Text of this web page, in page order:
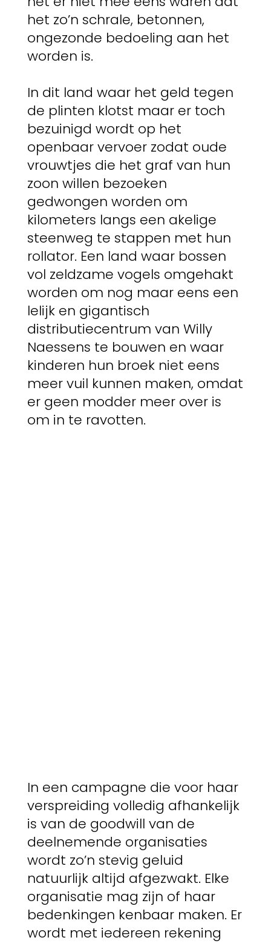
het zo’n schrale, betonnen,
ongezonde bedoeling aan het
worden is.
In dit land waar het geld tegen
de plinten klotst maar er toch
bezuinigd wordt op het
openbaar vervoer zodat oude
vrouwtjes die het graf van hun
zoon willen bezoeken
gedwongen worden om
kilometers langs een akelige
steenweg te stappen met hun
rollator. Een land waar bossen
vol zeldzame vogels omgehakt
worden om nog maar eens een
lelijk en gigantisch
distributiecentrum van Willy
Naessens te bouwen en waar
kinderen hun broek niet eens
meer vuil kunnen maken, omdat
er geen modder meer over is
om in te ravotten.
In een campagne die voor haar
verspreiding volledig afhankelijk
is van de goodwill van de
deelnemende organisaties
wordt zo’n stevig geluid
natuurlijk altijd afgezwakt. Elke
organisatie mag zijn of haar
bedenkingen kenbaar maken. Er
wordt met iedereen rekening